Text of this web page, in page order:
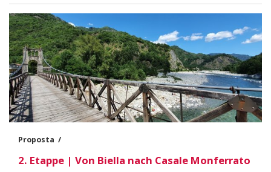
Proposta
2. Etappe | Von Biella nach Casale Monferrato